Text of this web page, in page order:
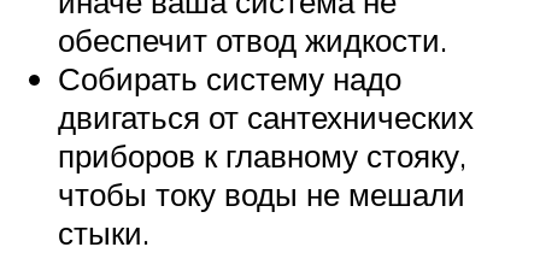
обеспечит отвод жидкости.
Собирать систему надо
двигаться от сантехнических
приборов к главному стояку,
чтобы току воды не мешали
стыки.